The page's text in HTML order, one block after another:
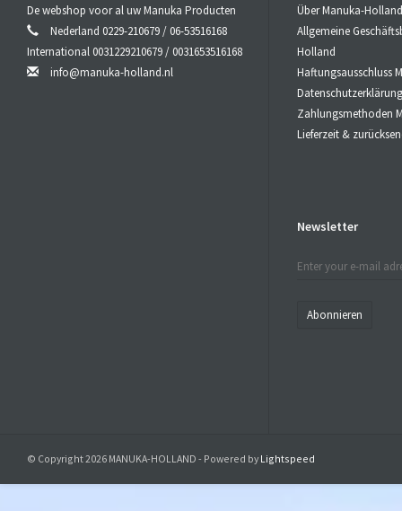
De webshop voor al uw Manuka Producten
Nederland 0229-210679 / 06-53516168
International 0031229210679 / 0031653516168
info@manuka-holland.nl
Über Manuka-Holland
Allgemeine
Holland
Haftungsausschluss
Zahlungsmethoden
Lieferzeit &
Newsletter
Abonnieren
© Copyright 2026 MANUKA-HOLLAND - Powered by Lightspeed